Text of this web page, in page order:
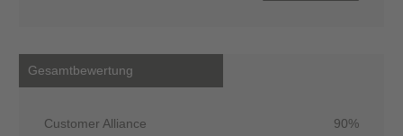
Gesamtbewertung
Customer Alliance 90%